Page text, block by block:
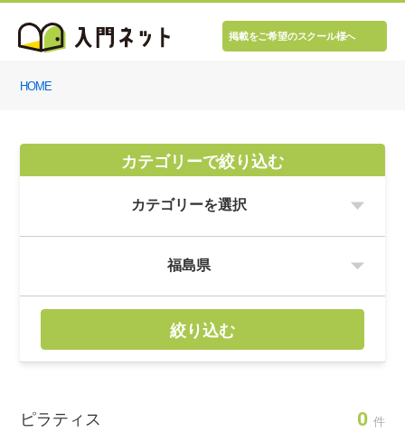
掲載をご希望のスクール様へ
HOME
カテゴリーで絞り込む
絞り込む
ピラティス 0 件